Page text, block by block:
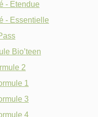
- Etendue
- Essentielle
Bio’teen
2
1
3
4